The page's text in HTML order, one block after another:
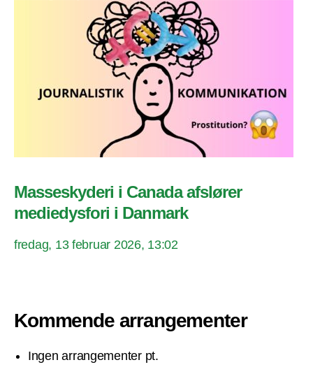
Masseskyderi i Canada afslører
mediedysfori i Danmark
fredag, 13 februar 2026, 13:02
Kommende arrangementer
Ingen arrangementer pt.